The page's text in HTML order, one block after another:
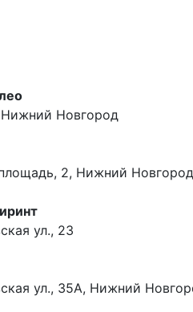
Нижний Новгород
2, Нижний Новгород
ул., 23
ул., 35А, Нижний